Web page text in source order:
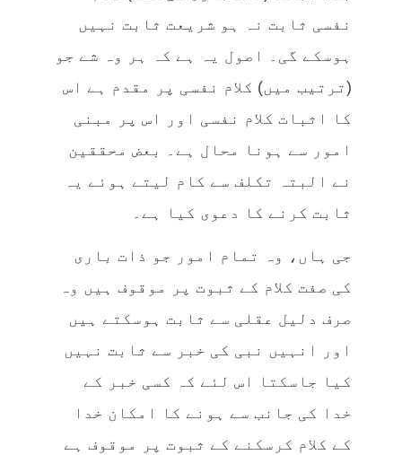
نفسی ثابت نہ ہو شریعت ثابت نہیں
ہوسکے گی۔ اصول یہ ہے کہ ہر وہ شے جو
(ترتیب میں) کلام نفسی پر مقدم ہے اس
کا اثبات کلام نفسی اور اس پر مبنی
امور سے ہونا محال ہے۔ بعض محققین
نے البتہ تکلف سے کام لیتے ہوئے یہ
ثابت کرنے کا دعوی کیا ہے۔
جی ہاں، وہ تمام امور جو ذات باری
کی صفت کلام کے ثبوت پر موقوف ہیں وہ
صرف دلیل عقلی سے ثابت ہوسکتے ہیں
اور انہیں نبی کی خبر سے ثابت نہیں
کیا جاسکتا اس لئے کہ کسی خبر کے
خدا کی جانب سے ہونے کا امکان خدا
کے کلام کرسکنے کے ثبوت پر موقوف ہے